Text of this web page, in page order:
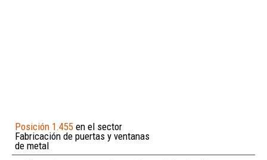
Posición 1.455 en el sector
Fabricación de puertas y ventanas
de metal